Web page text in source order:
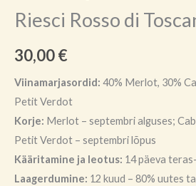
Riesci Rosso di
30,00€
Viinamarjasordid: 40% Merlot, 30%
Petit Verdot
Korje: Merlot – septembri alguses;
Petit Verdot – septembri lõpus
Kääritamine ja leotus: 14 päeva
Laagerdumine: 12 kuud – 80% uutes